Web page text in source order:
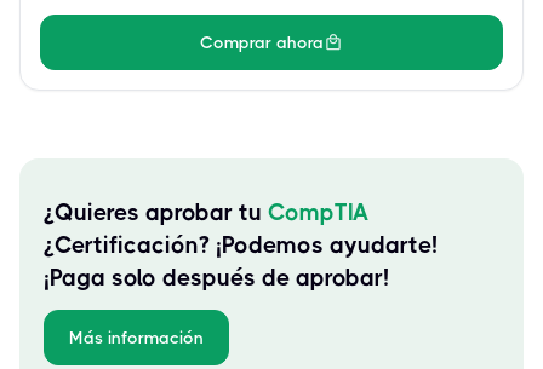
Comprar ahora
¿Quieres aprobar tu CompTIA
¿Certificación? ¡Podemos ayudarte!
¡Paga solo después de aprobar!
Más información